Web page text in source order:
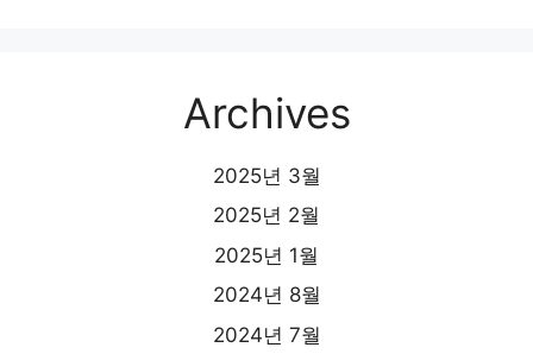
Archives
2025년 3월
2025년 2월
2025년 1월
2024년 8월
2024년 7월